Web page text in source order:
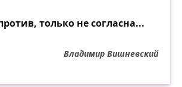
только не согласна...
Владимир Вишневский